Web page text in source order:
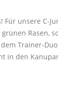
unsere C-
Rasen,
Trainer-
in den